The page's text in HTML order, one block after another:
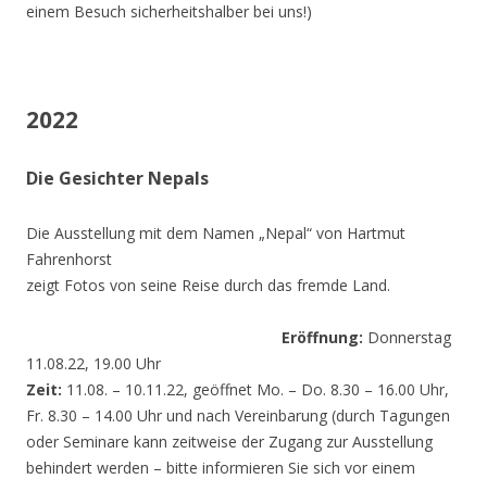
einem Besuch sicherheitshalber bei uns!)
2022
Die Gesichter Nepals
Die Ausstellung mit dem Namen „Nepal“ von Hartmut
Fahrenhorst
zeigt Fotos von seine Reise durch das fremde Land.
Eröffnung: Donnerstag
11.08.22, 19.00 Uhr
Zeit: 11.08. – 10.11.22, geöffnet Mo. – Do. 8.30 – 16.00 Uhr,
Fr. 8.30 – 14.00 Uhr und nach Vereinbarung (durch Tagungen
oder Seminare kann zeitweise der Zugang zur Ausstellung
behindert werden – bitte informieren Sie sich vor einem